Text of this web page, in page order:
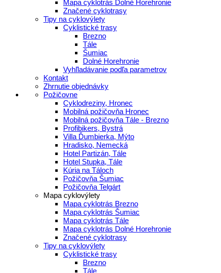
Mapa cyklotrás Dolné Horehronie
Značené cyklotrasy
Tipy na cyklovýlety
Cyklistické trasy
Brezno
Tále
Šumiac
Dolné Horehronie
Vyhľladávanie podľa parametrov
Kontakt
Zhrnutie objednávky
Požičovne
Cyklodreziny, Hronec
Mobilná požičovňa Hronec
Mobilná požičovňa Tále - Brezno
Profibikers, Bystrá
Villa Ďumbierka, Mýto
Hradisko, Nemecká
Hotel Partizán, Tále
Hotel Stupka, Tále
Kúria na Táloch
Požičovňa Šumiac
Požičovňa Telgárt
Mapa cyklovýlety
Mapa cyklotrás Brezno
Mapa cyklotrás Šumiac
Mapa cyklotrás Tále
Mapa cyklotrás Dolné Horehronie
Značené cyklotrasy
Tipy na cyklovýlety
Cyklistické trasy
Brezno
Tále